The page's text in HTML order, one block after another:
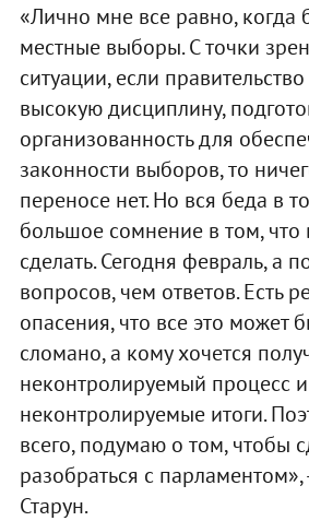
«Лично мне все равно, когда
местные выборы. С точки
ситуации, если
высокую дисциплину,
организованность для
законности выборов, то
переносе нет. Но вся беда в
большое сомнение в том, что
сделать. Сегодня февраль, а
вопросов, чем ответов. Есть
опасения, что все это может
сломано, а кому хочется
неконтролируемый процесс и
неконтролируемые итоги.
всего, подумаю о том, чтобы
разобраться с парламентом»,
Старун.